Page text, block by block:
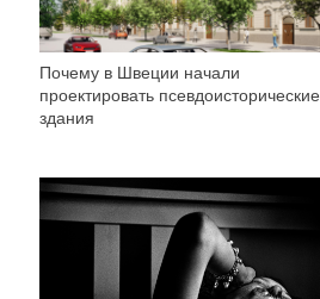
Почему в Швеции начали
проектировать псевдоисторические
здания